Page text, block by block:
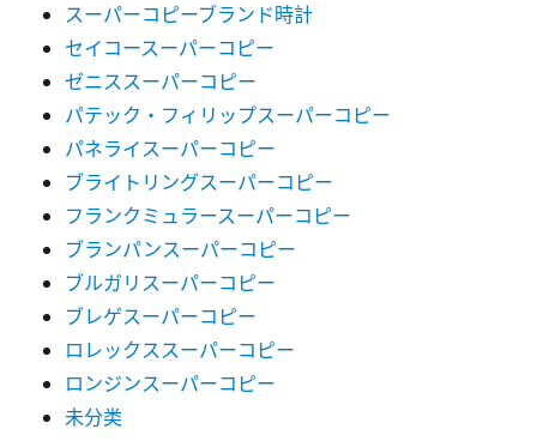
スーパーコピーブランド時計
セイコースーパーコピー
ゼニススーパーコピー
パテック・フィリップスーパーコピー
パネライスーパーコピー
ブライトリングスーパーコピー
フランクミュラースーパーコピー
ブランパンスーパーコピー
ブルガリスーパーコピー
ブレゲスーパーコピー
ロレックススーパーコピー
ロンジンスーパーコピー
未分类